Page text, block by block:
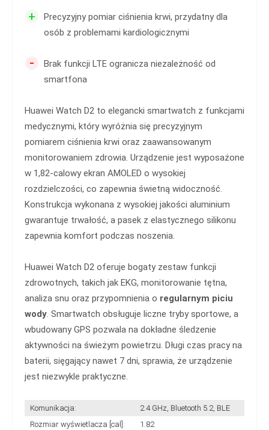
+
Precyzyjny pomiar ciśnienia krwi, przydatny dla
osób z problemami kardiologicznymi
-
Brak funkcji LTE ogranicza niezależność od
smartfona
Huawei Watch D2 to elegancki smartwatch z funkcjami
medycznymi, który wyróżnia się precyzyjnym
pomiarem ciśnienia krwi oraz zaawansowanym
monitorowaniem zdrowia. Urządzenie jest wyposażone
w 1,82-calowy ekran AMOLED o wysokiej
rozdzielczości, co zapewnia świetną widoczność.
Konstrukcja wykonana z wysokiej jakości aluminium
gwarantuje trwałość, a pasek z elastycznego silikonu
zapewnia komfort podczas noszenia.
Huawei Watch D2 oferuje bogaty zestaw funkcji
zdrowotnych, takich jak EKG, monitorowanie tętna,
analiza snu oraz przypomnienia o regularnym piciu
wody. Smartwatch obsługuje liczne tryby sportowe, a
wbudowany GPS pozwala na dokładne śledzenie
aktywności na świeżym powietrzu. Długi czas pracy na
baterii, sięgający nawet 7 dni, sprawia, że urządzenie
jest niezwykle praktyczne.
Komunikacja:
2.4 GHz, Bluetooth 5.2, BLE
Rozmiar wyświetlacza [cal]:
1.82